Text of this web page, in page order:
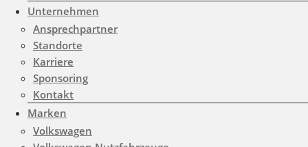
Unternehmen
Ansprechpartner
Standorte
Karriere
Sponsoring
Kontakt
Marken
Volkswagen
Notice: Undefined index:
Gemerkte Fahrzeuge